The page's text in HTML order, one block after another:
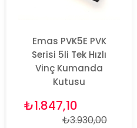
Emas PVK5E PVK
Serisi 5li Tek Hızlı
Vinç Kumanda
Kutusu
₺1.847,10
₺3.930,00